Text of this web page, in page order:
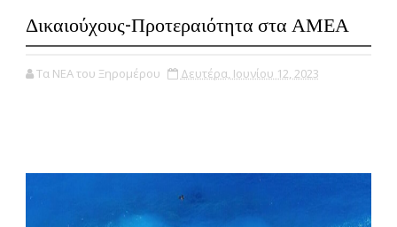
Δικαιούχους-Προτεραιότητα στα ΑΜΕΑ
Τα ΝΕΑ του Ξηρομέρου Δευτέρα, Ιουνίου 12, 2023